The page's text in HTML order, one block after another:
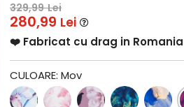
329,99 Lei
280,99 Lei
❤️ Fabricat cu drag in Romania
CULOARE:Mov